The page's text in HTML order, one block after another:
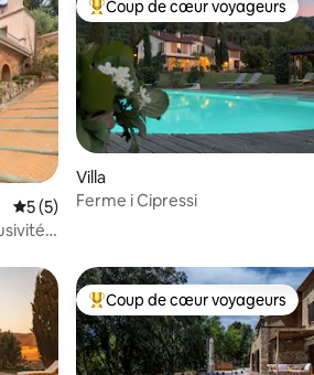
: 4,99 sur 5
Évaluation moyenne sur la base de 5
5 (5)
Coups de cœur voyageurs les
Coup de cœur voyageurs
Villa
Ferme i Cipressi
appréciés Coups de cœur voyageurs les
Coup de cœur voyageurs